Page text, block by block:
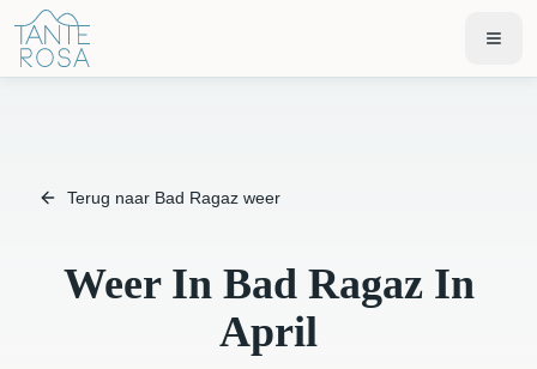
Terug naar Bad Ragaz weer
Weer In Bad Ragaz In
April